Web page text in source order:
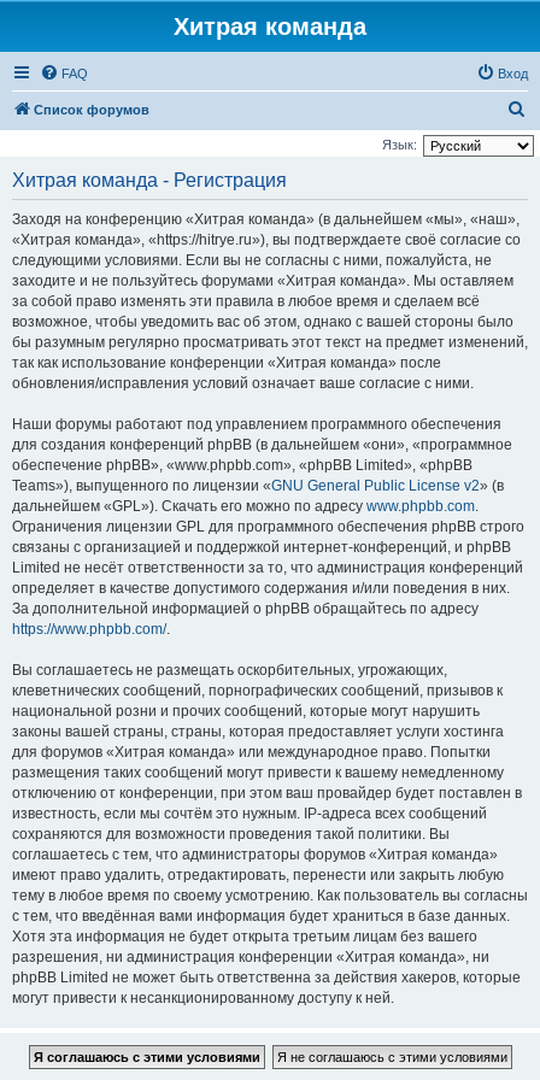
Хитрая команда
FAQ Вход
Список форумов
о
Язык:
Хитрая команда - Регистрация
Заходя на конференцию «Хитрая команда» (в дальнейшем «мы», «наш»,
«Хитрая команда», «https://hitrye.ru»), вы подтверждаете своё согласие со
следующими условиями. Если вы не согласны с ними, пожалуйста, не
заходите и не пользуйтесь форумами «Хитрая команда». Мы оставляем
за собой право изменять эти правила в любое время и сделаем всё
возможное, чтобы уведомить вас об этом, однако с вашей стороны было
бы разумным регулярно просматривать этот текст на предмет изменений,
так как использование конференции «Хитрая команда» после
обновления/исправления условий означает ваше согласие с ними.
Наши форумы работают под управлением программного обеспечения
для создания конференций phpBB (в дальнейшем «они», «программное
обеспечение phpBB», «www.phpbb.com», «phpBB Limited», «phpBB
Teams»), выпущенного по лицензии «GNU General Public License v2» (в
дальнейшем «GPL»). Скачать его можно по адресу www.phpbb.com.
Ограничения лицензии GPL для программного обеспечения phpBB строго
связаны с организацией и поддержкой интернет-конференций, и phpBB
Limited не несёт ответственности за то, что администрация конференций
определяет в качестве допустимого содержания и/или поведения в них.
За дополнительной информацией о phpBB обращайтесь по адресу
https://www.phpbb.com/.
Вы соглашаетесь не размещать оскорбительных, угрожающих,
клеветнических сообщений, порнографических сообщений, призывов к
национальной розни и прочих сообщений, которые могут нарушить
законы вашей страны, страны, которая предоставляет услуги хостинга
для форумов «Хитрая команда» или международное право. Попытки
размещения таких сообщений могут привести к вашему немедленному
отключению от конференции, при этом ваш провайдер будет поставлен в
известность, если мы сочтём это нужным. IP-адреса всех сообщений
сохраняются для возможности проведения такой политики. Вы
соглашаетесь с тем, что администраторы форумов «Хитрая команда»
имеют право удалить, отредактировать, перенести или закрыть любую
тему в любое время по своему усмотрению. Как пользователь вы согласны
с тем, что введённая вами информация будет храниться в базе данных.
Хотя эта информация не будет открыта третьим лицам без вашего
разрешения, ни администрация конференции «Хитрая команда», ни
phpBB Limited не может быть ответственна за действия хакеров, которые
могут привести к несанкционированному доступу к ней.